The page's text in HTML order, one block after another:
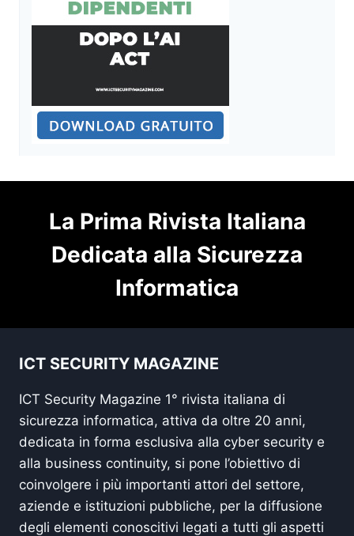
La Prima Rivista Italiana
Dedicata alla Sicurezza
Informatica
ICT SECURITY MAGAZINE
ICT Security Magazine 1° rivista italiana di
sicurezza informatica, attiva da oltre 20 anni,
dedicata in forma esclusiva alla cyber security e
alla business continuity, si pone l’obiettivo di
coinvolgere i più importanti attori del settore,
aziende e istituzioni pubbliche, per la diffusione
degli elementi conoscitivi legati a tutti gli aspetti